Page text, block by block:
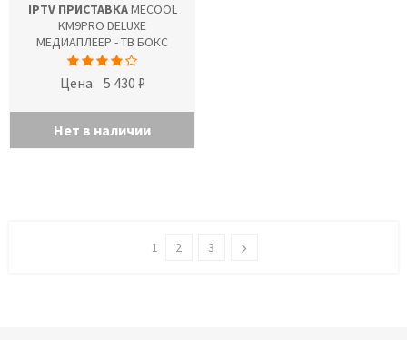
IPTV ПРИСТАВКАMECOOL
KM9PRO DELUXE
МЕДИАПЛЕЕР - ТВ БОКС
Цена: 5 430 ₽
Нет в наличии
1 2 3